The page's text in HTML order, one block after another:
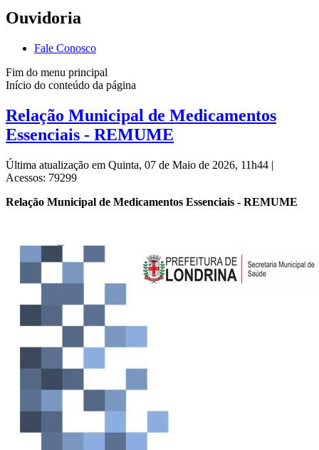
Ouvidoria
Fale Conosco
Fim do menu principal
Início do conteúdo da página
Relação Municipal de Medicamentos
Essenciais - REMUME
Última atualização em Quinta, 07 de Maio de 2026, 11h44 |
Acessos: 79299
Relação Municipal de Medicamentos Essenciais - REMUME